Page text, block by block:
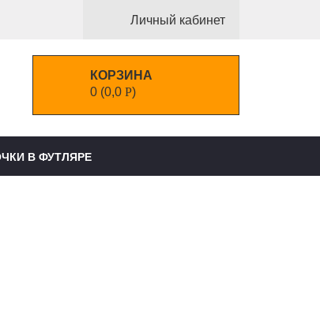
Личный кабинет
КОРЗИНА
0(0,0 Р)
В ФУТЛЯРЕ